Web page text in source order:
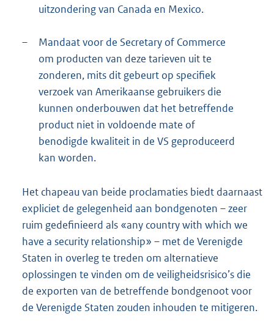
uitzondering van Canada en Mexico.
–
Mandaat voor de Secretary of Commerce
om producten van deze tarieven uit te
zonderen, mits dit gebeurt op specifiek
verzoek van Amerikaanse gebruikers die
kunnen onderbouwen dat het betreffende
product niet in voldoende mate of
benodigde kwaliteit in de VS geproduceerd
kan worden.
Het chapeau van beide proclamaties biedt daarnaast
expliciet de gelegenheid aan bondgenoten – zeer
ruim gedefinieerd als «any country with which we
have a security relationship» – met de Verenigde
Staten in overleg te treden om alternatieve
oplossingen te vinden om de veiligheidsrisico’s die
de exporten van de betreffende bondgenoot voor
de Verenigde Staten zouden inhouden te mitigeren.